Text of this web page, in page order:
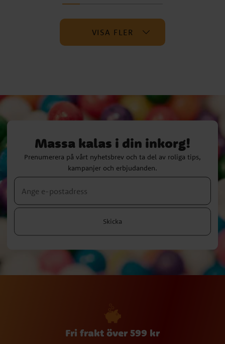
VISA FLER
Massa kalas i din inkorg!
Prenumerera på vårt nyhetsbrev och ta del av roliga tips,
kampanjer och erbjudanden.
Skicka
Fri frakt över 599 kr